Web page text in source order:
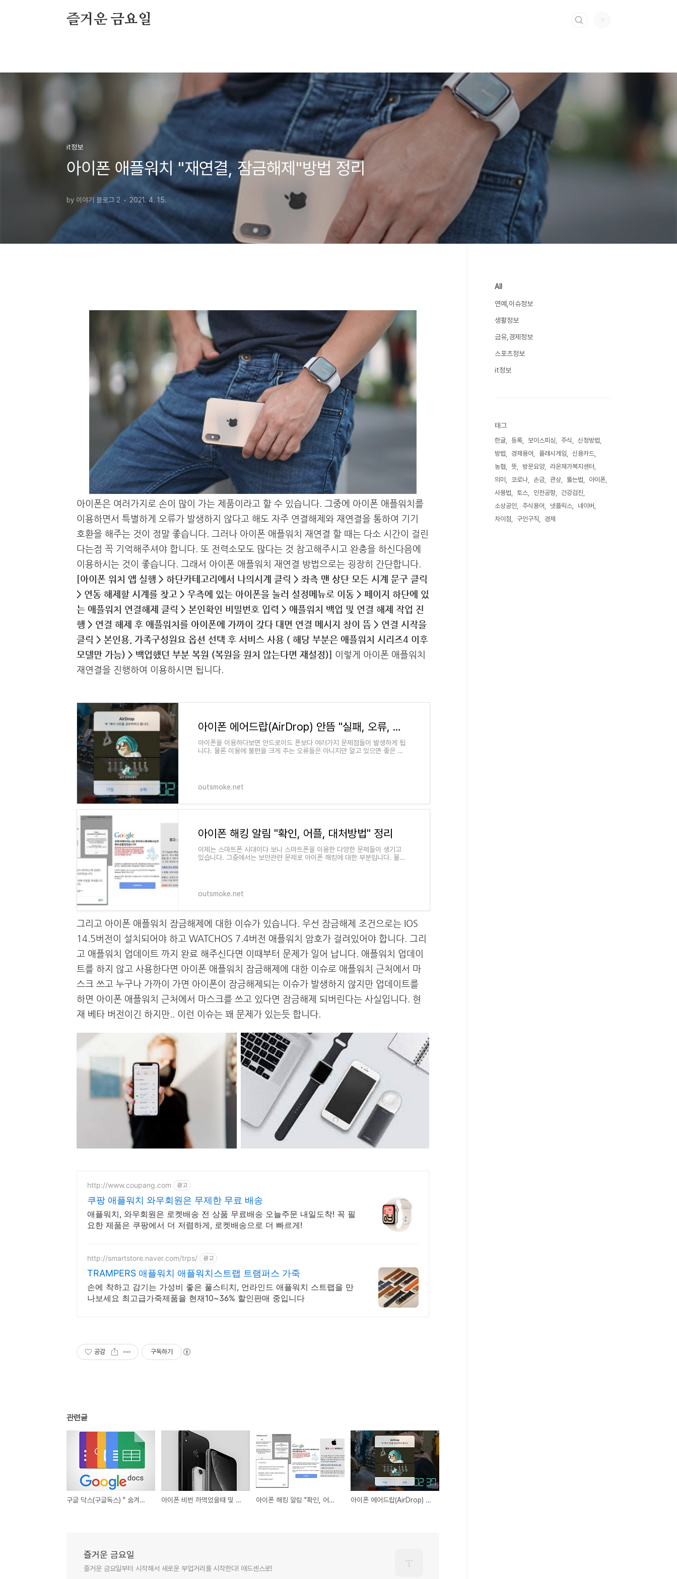
즐거운 금요일
it정보
아이폰 애플워치 "재연결, 잠금해제"방법 정리
by 이야기 블로그 2 2021. 4. 15.
아이폰은 여러가지로 손이 많이 가는 제품이라고 할 수 있습니다. 그중에 아이폰 애플워치를
이용하면서 특별하게 오류가 발생하지 않다고 해도 자주 연결해제와 재연결을 통하여 기기
호환을 해주는 것이 정말 좋습니다. 그러나 아이폰 애플워치 재연결 할 때는 다소 시간이 걸린
다는점 꼭 기억해주셔야 합니다. 또 전력소모도 많다는 것 참고해주시고 완충을 하신다음에
이용하시는 것이 좋습니다. 그래서 아이폰 애플워치 재연결 방법으로는 굉장히 간단합니다.
[아이폰 워치 앱 실행 > 하단카테고리에서 나의시계 클릭 > 좌측 맨 상단 모든 시계 문구 클릭
> 연동 해제할 시계를 찾고 > 우측에 있는 아이폰을 눌러 설정메뉴로 이동 > 페이지 하단에 있
는 애플워치 연결해제 클릭 > 본인확인 비밀번호 입력 > 애플워치 백업 및 연결 해제 작업 진
행 > 연결 해제 후 애플워치를 아이폰에 가까이 갖다 대면 연결 메시지 창이 뜸 > 연결 시작을
클릭 > 본인용, 가족구성원요 옵션 선택 후 서비스 사용 ( 해당 부분은 애플워치 시리즈4 이후
모델만 가능) > 백업했던 부분 복원 (복원을 원치 않는다면 재설정)] 이렇게 아이폰 애플워치
재연결을 진행하여 이용하시면 됩니다.
아이폰 에어드랍(AirDrop) 안뜸 "실패, 오류, 원인" 3가지 해결법
아이폰을 이용하다보면 안드로이드 폰보다 여러가지 문제점들이 발생하게 됩
니다. 물론 이용에 불편을 크게 주는 오류들은 아니지만 알고 있으면 좋은 기
outsmoke.net
아이폰 해킹 알림 "확인, 어플, 대처방법" 정리
이제는 스마트폰 시대이다 보니 스마트폰을 이용한 다양한 문제들이 생기고
있습니다. 그중에서는 보안관련 문제로 아이폰 해킹에 대한 부분입니다. 물론
outsmoke.net
그리고 아이폰 애플워치 잠금해제에 대한 이슈가 있습니다. 우선 잠금해제 조건으로는 IOS
14.5버전이 설치되어야 하고 WATCHOS 7.4버전 애플워치 암호가 걸려있어야 합니다. 그리
고 애플워치 업데이트 까지 완료 해주신다면 이때부터 문제가 일어 납니다. 애플워치 업데이
트를 하지 않고 사용한다면 아이폰 애플워치 잠금해제에 대한 이슈로 애플워치 근처에서 마
스크 쓰고 누구나 가까이 가면 아이폰이 잠금해제되는 이슈가 발생하지 않지만 업데이트를
하면 아이폰 애플워치 근처에서 마스크를 쓰고 있다면 잠금해제 되버린다는 사실입니다. 현
재 베타 버전이긴 하지만.. 이런 이슈는 꽤 문제가 있는듯 합니다.
http://www.coupang.com 광고
쿠팡 애플워치 와우회원은 무제한 무료 배송
애플워치, 와우회원은 로켓배송 전 상품 무료배송 오늘주문 내일도착! 꼭 필
요한 제품은 쿠팡에서 더 저렴하게, 로켓배송으로 더 빠르게!
http://smartstore.naver.com/trps/ 광고
TRAMPERS 애플워치 애플워치스트랩 트램퍼스 가죽
손에 착하고 감기는 가성비 좋은 풀스티치, 언라인드 애플워치 스트랩을 만
나보세요 최고급가죽제품을 현재10~36% 할인판매 중입니다
공감 구독하기
관련글
구글 닥스(구글독스) " 숨겨진 기능, 설문조사 폼" 소개(만들기) 아이폰 비번 까먹었을때 및 와이파이 비번 알아내기 아이폰 해킹 알림 "확인, 어플, 대처방법" 정리 아이폰 에어드랍(AirDrop) 안뜸 "실패, 오류, 원인" 3가지 해결법
즐거운 금요일
즐거운 금요일부터 시작해서 새로운 부업거리를 시작한다! 애드센스로!
All
연예,이슈정보
생활정보
금유,경제정보
스포츠정보
it정보
태그
한글 등록 보이스피싱 주식
신청방법
방법
경제용어 플래시게임
신용카드
농협
뜻 방문요양
라온재가복지센터
의미
코로나 손금 관상 뚫는법
아이폰
사용법
토스 인천공항
건강검진
소상공인
주식용어 넷플릭스
네이버
차이점
구인구직 경제